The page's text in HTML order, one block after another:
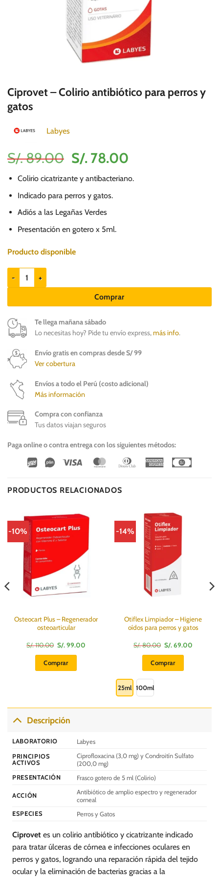
Ciprovet – Colirio antibiótico para perros y
gatos
Labyes
S/.89.00 El
precio
original
era:
S/.
89.00.
S/. 78.00El
actual
Colirio cicatrizante y antibacteriano.
Indicado para perros y gatos.
Adiós a las Legañas Verdes
Presentación en gotero x 5ml.
Producto disponible
Ciprovet - Colirio antibiótico para perros y gatos cantidad
Comprar
Te llega mañana sábado
Lo necesitas hoy? Pide tu envío express,más info.
Envío gratis en compras desde S/ 99
Ver cobertura
Envíos a todo el Perú (costo adicional)
Más información
Compra con confianza
Tus datos viajan seguros
Paga online o contra entrega con los siguientes métodos:
Wirecard
Vipps Visa MasterCardDinners
American
PRODUCTOS RELACIONADOS
-10%
Osteocart Plus – Regenerador
osteoarticular
S/.110.00 El
precio
original
era:
S/.
S/.99.00
Comprar
-14%
Otiflex Limpiador – Higiene
oídos para perros y gatos
S/.80.00 El
precio
original
era:
S/.
S/.69.00
Comprar
múltiples
pueden
página
25ml 100ml
Descripción
LABORATORIO
Labyes
PRINCIPIOS
ACTIVOS
Ciprofloxacina (3,0 mg) y Condroitín Sulfato
(200,0 mg)
PRESENTACIÓN
Frasco gotero de 5 ml (Colirio)
ACCIÓN
Antibiótico de amplio espectro y regenerador
corneal
ESPECIES
Perros y Gatos
Ciprovet es un colirio antibiótico y cicatrizante indicado
para tratar úlceras de córnea e infecciones oculares en
perros y gatos, logrando una reparación rápida del tejido
ocular y la eliminación de bacterias gracias a la